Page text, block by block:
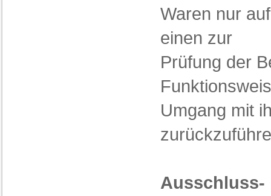
Waren nur
einen zur
Prüfung der
Umgang mit
Ausschluss-